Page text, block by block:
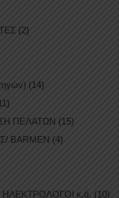
(2)
(14)
ΠΕΛΑΤΩΝ (15)
BARMEN (4)
ΗΛΕΚΤΡΟΛΟΓΟΙ κ.ά. (10)